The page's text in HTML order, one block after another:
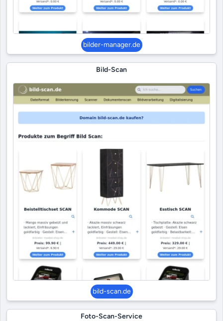
bilder-manager.de
Bild-Scan
bild-scan.de
Foto-Scan-Service